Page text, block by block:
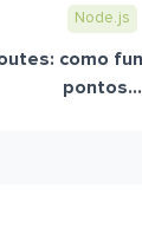
Node.js
como
pontos...